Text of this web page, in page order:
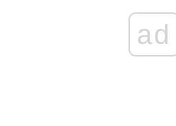
ad